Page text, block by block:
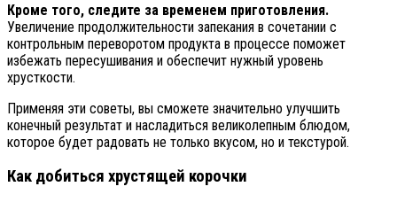
Кроме того, следите за временем приготовления.
Увеличение продолжительности запекания в сочетании с
контрольным переворотом продукта в процессе поможет
избежать пересушивания и обеспечит нужный уровень
хрусткости.
Применяя эти советы, вы сможете значительно улучшить
конечный результат и насладиться великолепным блюдом,
которое будет радовать не только вкусом, но и текстурой.
Как добиться хрустящей корочки